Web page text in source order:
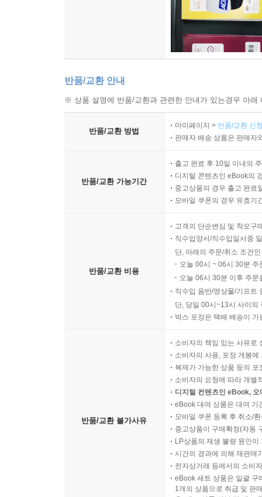
반품/교환 안내
※ 상품 설명에 반품/교환과 관련한 안내가 있는경우 아
반품/교환 방법
마이페이지 > 반품/교환 신
판매자 배송 상품은 판매자
반품/교환 가능기간
출고 완료 후 10일 이내의
디지털 콘텐츠인 eBook의
중고상품의 경우 출고 완료
모바일 쿠폰의 경우 유효기
반품/교환 비용
고객의 단순변심 및 착오구
직수입양서/직수입일서중
단, 아래의 주문/취소 조건
오늘 00시 ~ 06시 30분
오늘 06시 30분 이후 주
직수입 음반/영상물/기프트
단, 당일 00시~13시 사이의
박스 포장은 택배 배송이
반품/교환 불가사유
소비자의 책임 있는 사유로
소비자의 사용, 포장 개봉
복제가 가능한 상품 등의
소비자의 요청에 따라 개별
디지털 컨텐츠인 eBook,
eBook 대여 상품은 대여 기
모바일 쿠폰 등록 후 취소/
중고상품이 구매확정(자동
LP상품의 재생 불량 원인
시간의 경과에 의해 재판매
전자상거래 등에서의 소비
eBook 세트 상품은 일괄 구
1개의 상품으로 취급 및 판